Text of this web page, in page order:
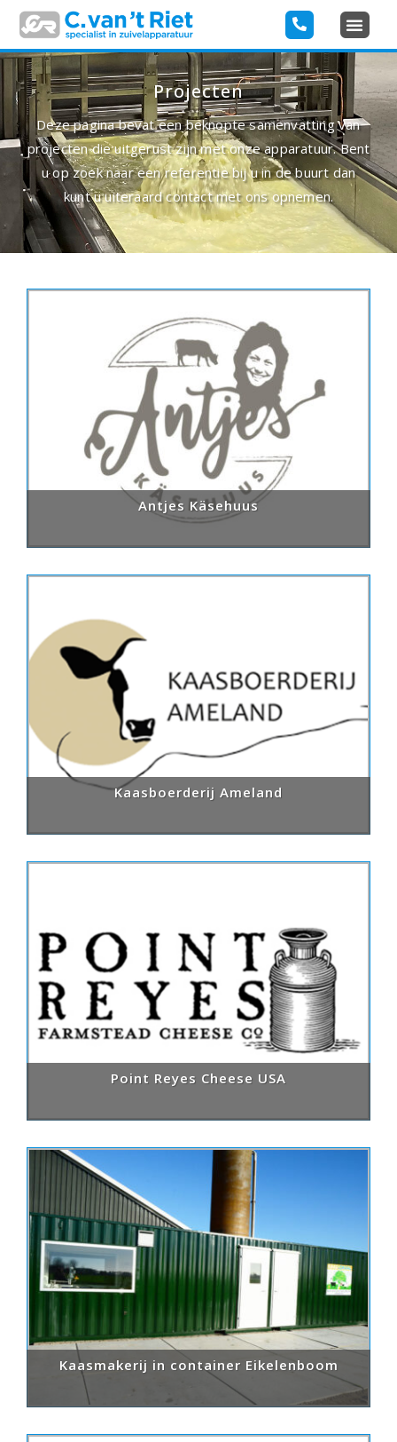
Projecten
Deze pagina bevat een beknopte samenvatting van
projecten die uitgerust zijn met onze apparatuur. Bent
u op zoek naar een referentie bij u in de buurt dan
kunt u uiteraard contact met ons opnemen.
Antjes Käsehuus
Kaasboerderij Ameland
Point Reyes Cheese USA
Kaasmakerij in container Eikelenboom